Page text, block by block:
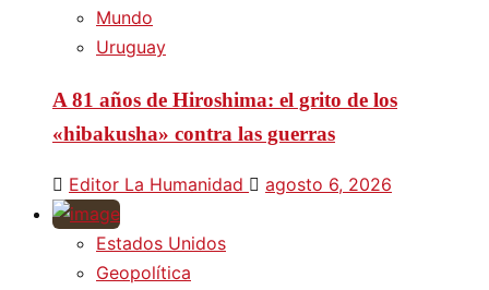
Mundo
Uruguay
A 81 años de Hiroshima: el grito de los
«hibakusha» contra las guerras
Editor La Humanidad agosto 6, 2026
Estados Unidos
Geopolítica